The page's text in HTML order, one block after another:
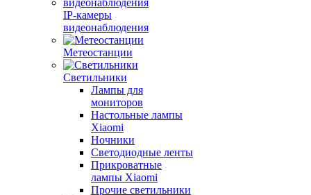
IP-камеры
видеонаблюдения
Метеостанции
Светильники
Лампы для
мониторов
Настольные лампы
Xiaomi
Ночники
Светодиодные ленты
Прикроватные
лампы Xiaomi
Прочие светильники